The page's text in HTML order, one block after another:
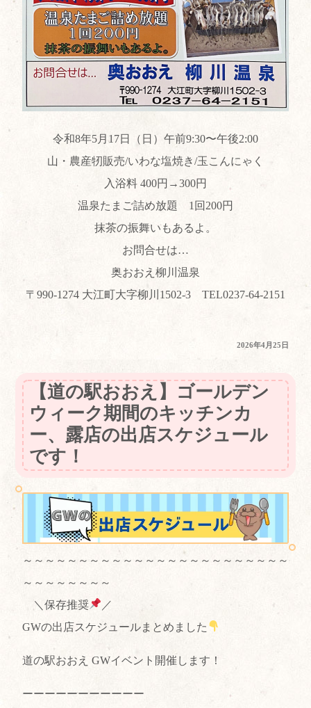
令和8年5月17日（日）午前9:30〜午後2:00
山・農産牣販売/いわな塩焼き/玉こんにゃく
入浴料 400円→300円
温泉たまご詰め放題 1回200円
抹茶の振舞いもあるよ。
お問合せは…
奥おおえ柳川温泉
〒990-1274 大江町大字柳川1502-3 TEL0237-64-2151
投
2026年4月25日
【道の駅おおえ】ゴールデン
ウィーク期間のキッチンカ
ー、露店の出店スケジュール
です！
～～～～～～～～～～～～～～～～～～～～～～～～
～～～～～～～～
＼保存推奨
／
GWの出店スケジュールまとめました
道の駅おおえ GWイベント開催します！
ーーーーーーーーーーー